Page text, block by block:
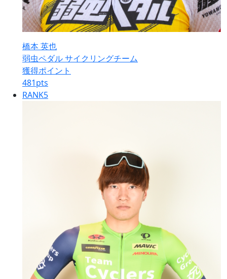
橋本 英也
弱虫ペダル サイクリングチーム
獲得ポイント
481pts
RANK5